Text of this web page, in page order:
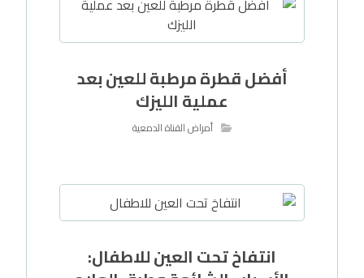
أفضل قطرة مرطبة للعين بعد
عملية الليزك
أمراض القناة الدمعية
انتفاخ تحت العين للاطفال: